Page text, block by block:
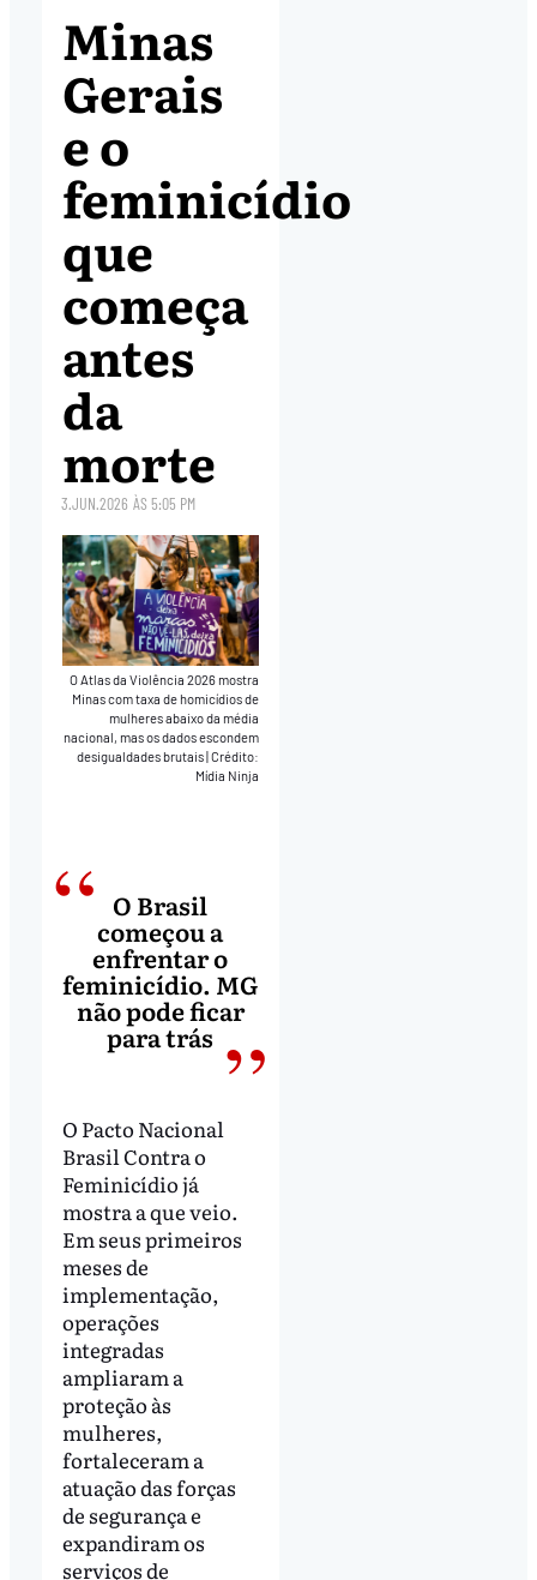
Minas
Gerais
e o
feminicídio
que
começa
antes
da
morte
3.JUN.2026 ÀS5:05 PM
O Atlas da Violência 2026 mostra
Minas com taxa de homicídios de
mulheres abaixo da média
nacional, mas os dados escondem
desigualdades brutais Crédito:
Mídia Ninja
O Brasil
começou a
enfrentar o
feminicídio. MG
não pode ficar
para trás
O Pacto Nacional
Brasil Contra o
Feminicídio já
mostra a que veio.
Em seus primeiros
meses de
implementação,
operações
integradas
ampliaram a
proteção às
mulheres,
fortaleceram a
atuação das forças
de segurança e
expandiram os
serviços de